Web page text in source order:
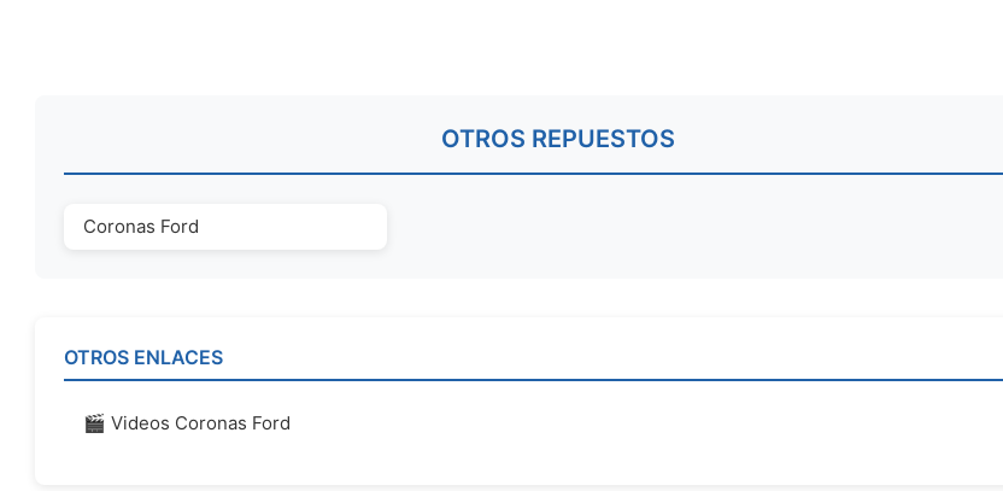
OTROS REPUESTOS
Coronas Ford
OTROS ENLACES
🎬 Videos Coronas Ford